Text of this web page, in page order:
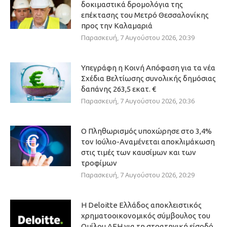
δοκιμαστικά δρομολόγια της
επέκτασης του Μετρό Θεσσαλονίκης
προς την Καλαμαριά
Παρασκευή, 7 Αυγούστου 2026, 20:39
Υπεγράφη η Κοινή Απόφαση για τα νέα
Σχέδια Βελτίωσης συνολικής δημόσιας
δαπάνης 263,5 εκατ. €
Παρασκευή, 7 Αυγούστου 2026, 20:36
Ο Πληθωρισμός υποχώρησε στο 3,4%
τον Ιούλιο-Αναμένεται αποκλιμάκωση
στις τιμές των καυσίμων και των
τροφίμων
Παρασκευή, 7 Αυγούστου 2026, 20:29
Η Deloitte Ελλάδος αποκλειστικός
χρηματοοικονομικός σύμβουλος του